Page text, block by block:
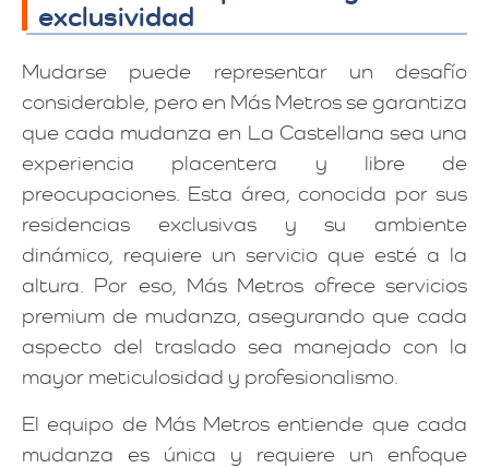
exclusividad
Mudarse puede representar un desafío
considerable, pero en Más Metros se garantiza
que cada mudanza en La Castellana sea una
experiencia placentera y libre de
preocupaciones. Esta área, conocida por sus
residencias exclusivas y su ambiente
dinámico, requiere un servicio que esté a la
altura. Por eso, Más Metros ofrece servicios
premium de mudanza, asegurando que cada
aspecto del traslado sea manejado con la
mayor meticulosidad y profesionalismo.
El equipo de Más Metros entiende que cada
mudanza es única y requiere un enfoque